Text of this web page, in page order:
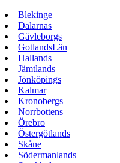
Blekinge
Dalarnas
Gävleborgs
GotlandsLän
Hallands
Jämtlands
Jönköpings
Kalmar
Kronobergs
Norrbottens
Örebro
Östergötlands
Skåne
Södermanlands